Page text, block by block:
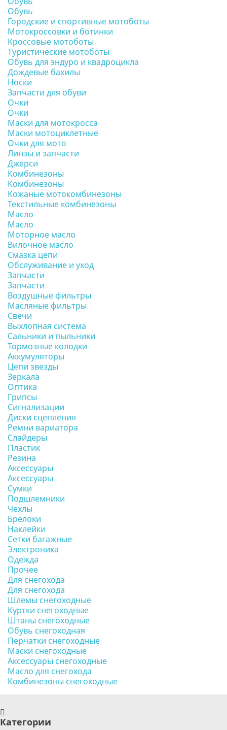
Обувь
Городские и спортивные мотоботы
Мотокроссовки и ботинки
Кроссовые мотоботы
Туристические мотоботы
Обувь для эндуро и квадроцикла
Дождевые бахилы
Носки
Запчасти для обуви
Очки
Очки
Маски для мотокросса
Маски мотоциклетные
Очки для мото
Линзы и запчасти
Джерси
Комбинезоны
Комбинезоны
Кожаные мотокомбинезоны
Текстильные комбинезоны
Масло
Масло
Моторное масло
Вилочное масло
Смазка цепи
Обслуживание и уход
Запчасти
Запчасти
Воздушные фильтры
Масляные фильтры
Свечи
Выхлопная система
Сальники и пыльники
Тормозные колодки
Аккумуляторы
Цепи звезды
Зеркала
Оптика
Грипсы
Сигнализации
Диски сцепления
Ремни вариатора
Слайдеры
Пластик
Резина
Аксессуары
Аксессуары
Сумки
Подшлемники
Чехлы
Брелоки
Наклейки
Сетки багажные
Электроника
Одежда
Прочее
Для снегохода
Для снегохода
Шлемы снегоходные
Куртки снегоходные
Штаны снегоходные
Обувь снегоходная
Перчатки снегоходные
Маски снегоходные
Аксессуары снегоходные
Масло для снегохода
Комбинезоны снегоходные
Категории